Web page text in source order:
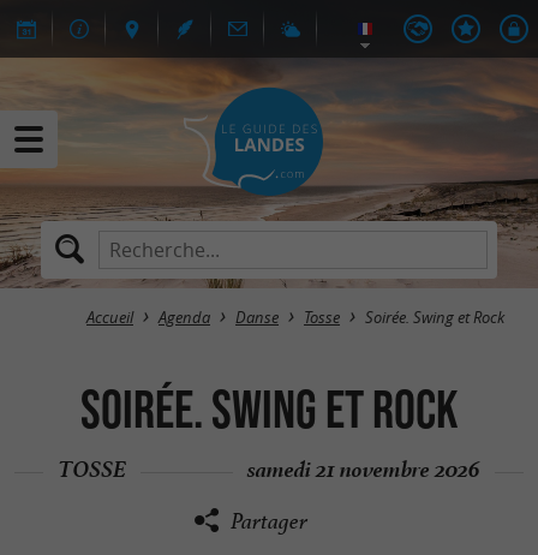
Accueil Agenda Danse Tosse Soirée. Swing et Rock
Soirée. Swing et Rock
TOSSE samedi 21 novembre 2026
Partager